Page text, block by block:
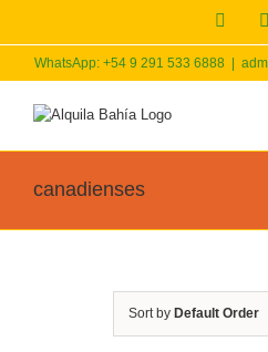
content
WhatsApp: +54 9 291 533 6888
canadienses
Sort by Default Order